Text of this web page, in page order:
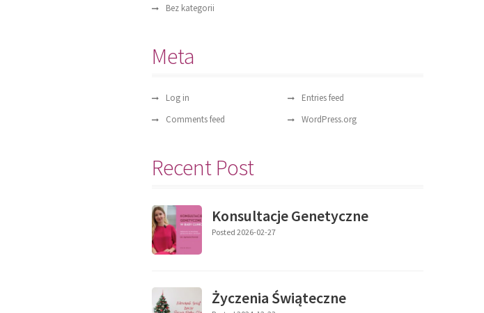
Bez kategorii
Meta
Log in
Entries feed
Comments feed
WordPress.org
Recent Post
Konsultacje Genetyczne
Posted 2026-02-27
Życzenia Świąteczne